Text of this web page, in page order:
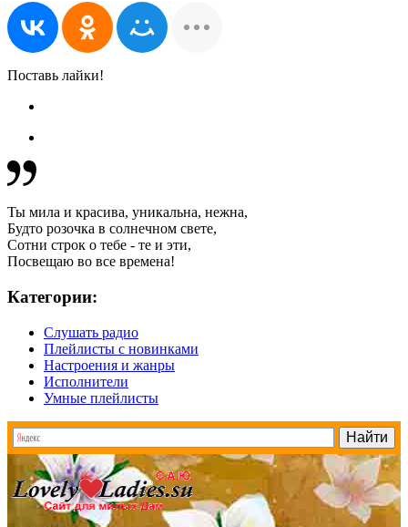
Поставь лайки!
Ты мила и красива, уникальна, нежна,
Будто розочка в солнечном свете,
Сотни строк о тебе - те и эти,
Посвещаю во все времена!
Категории:
Слушать радио
Плейлисты с новинками
Настроения и жанры
Исполнители
Умные плейлисты